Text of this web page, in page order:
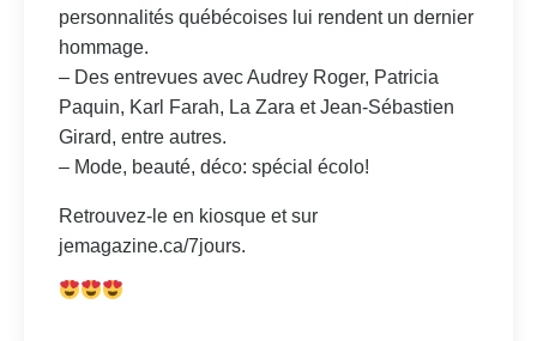
personnalités québécoises lui rendent un dernier
hommage.
– Des entrevues avec Audrey Roger, Patricia
Paquin, Karl Farah, La Zara et Jean-Sébastien
Girard, entre autres.
– Mode, beauté, déco: spécial écolo!
Retrouvez-le en kiosque et sur
jemagazine.ca/7jours.